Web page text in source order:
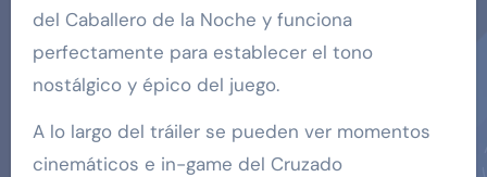
del Caballero de la Noche y funciona
perfectamente para establecer el tono
nostálgico y épico del juego.
A lo largo del tráiler se pueden ver momentos
cinemáticos e in-game del Cruzado